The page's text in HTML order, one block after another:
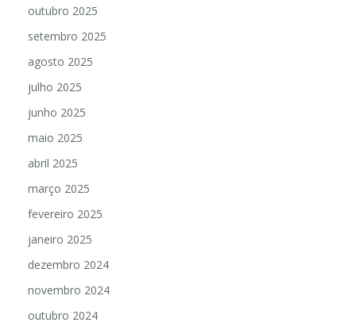
outubro 2025
setembro 2025
agosto 2025
julho 2025
junho 2025
maio 2025
abril 2025
março 2025
fevereiro 2025
janeiro 2025
dezembro 2024
novembro 2024
outubro 2024